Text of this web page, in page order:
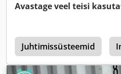
Avastage veel teisi
Juhtimissüsteemid